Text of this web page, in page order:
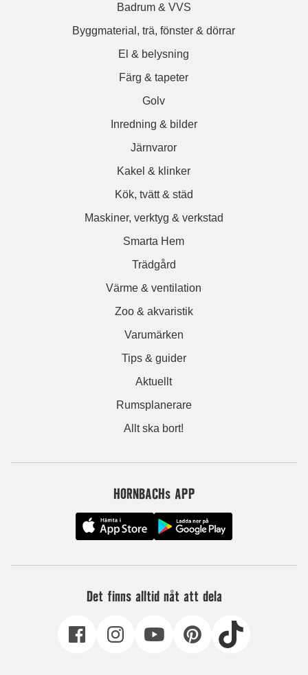
Badrum & VVS
Byggmaterial, trä, fönster & dörrar
El & belysning
Färg & tapeter
Golv
Inredning & bilder
Järnvaror
Kakel & klinker
Kök, tvätt & städ
Maskiner, verktyg & verkstad
Smarta Hem
Trädgård
Värme & ventilation
Zoo & akvaristik
Varumärken
Tips & guider
Aktuellt
Rumsplanerare
Allt ska bort!
HORNBACHs APP
Det finns alltid nåt att dela